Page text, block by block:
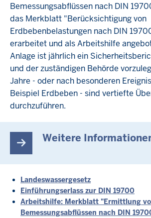
Bemessungsabflüssen nach DIN
das Merkblatt "Berücksichtigung von
Erdbebenbelastungen nach DIN
erarbeitet und als Arbeitshilfe
Anlage ist jährlich ein
und der zuständigen Behörde
Jahre - oder nach besonderen
Beispiel Erdbeben - sind vertiefte
durchzuführen.
Weitere
Landeswassergesetz
Einführungserlass zur DIN 19700
Arbeitshilfe: Merkblatt "Ermittlung
Bemessungsabflüssen nach DIN